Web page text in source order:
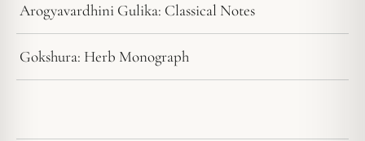
Arogyavardhini Gulika: Classical Notes
Gokshura: Herb Monograph